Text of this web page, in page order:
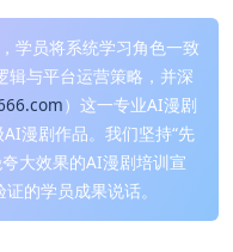
学员将系统学习角色一致
辑与平台运营策略，并深
）这一专业AI漫剧
漫剧作品。我们坚持“先
大效果的AI漫剧培训宣
的学员成果说话。